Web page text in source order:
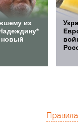
из
новый
Правила